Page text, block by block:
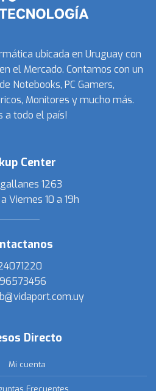
ubicada en Uruguay con
el Mercado. Contamos con un
Notebooks, PC Gamers,
Monitores y mucho más.
a todo el país!
Center
1263
Viernes 10 a 19h
Directo
Mi cuenta
Frecuentes